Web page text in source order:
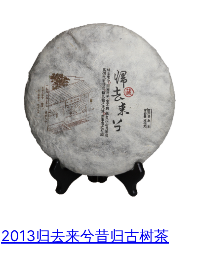
2013归去来兮昔归古树茶